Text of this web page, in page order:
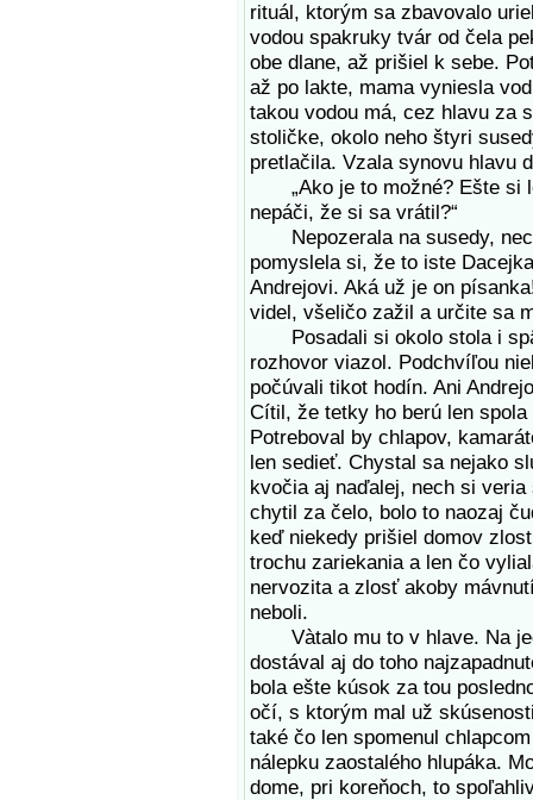
rituál, ktorým sa zbavovalo
vodou spakruky tvár od čela
obe dlane, až prišiel k sebe.
až po lakte, mama vyniesla
takou vodou má, cez hlavu za
stoličke, okolo neho štyri
pretlačila. Vzala synovu hlavu
„Ako je to možné? Ešte si
nepáči, že si sa vrátil?“
Nepozerala na susedy,
pomyslela si, že to iste
Andrejovi. Aká už je on
videl, všeličo zažil a určite sa
Posadali si okolo stola i
rozhovor viazol. Podchvíľou
počúvali tikot hodín. Ani
Cítil, že tetky ho berú len
Potreboval by chlapov,
len sedieť. Chystal sa nejako
kvočia aj naďalej, nech si
chytil za čelo, bolo to naozaj
keď niekedy prišiel domov
trochu zariekania a len čo
nervozita a zlosť akoby
neboli.
Vàtalo mu to v hlave. Na
dostával aj do toho
bola ešte kúsok za tou
očí, s ktorým mal už
také čo len spomenul
nálepku zaostalého hlupáka.
dome, pri koreňoch, to